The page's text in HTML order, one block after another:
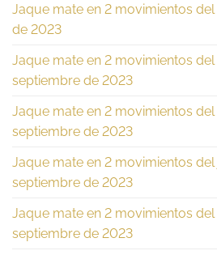
Jaque mate en 2 movimientos
de 2023
Jaque mate en 2 movimientos
septiembre de 2023
Jaque mate en 2 movimientos
septiembre de 2023
Jaque mate en 2 movimientos
septiembre de 2023
Jaque mate en 2 movimientos
septiembre de 2023